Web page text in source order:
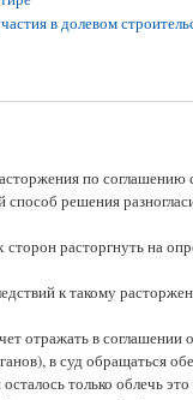
в долевом
по соглашению
способ решения
сторон расторгнуть на
к такому
отражать в соглашении
в суд обращаться
только облечь